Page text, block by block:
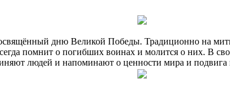
дню Великой Победы. Традиционно на
помнит о погибших воинах и молится о них. В
людей и напоминают о ценности мира и